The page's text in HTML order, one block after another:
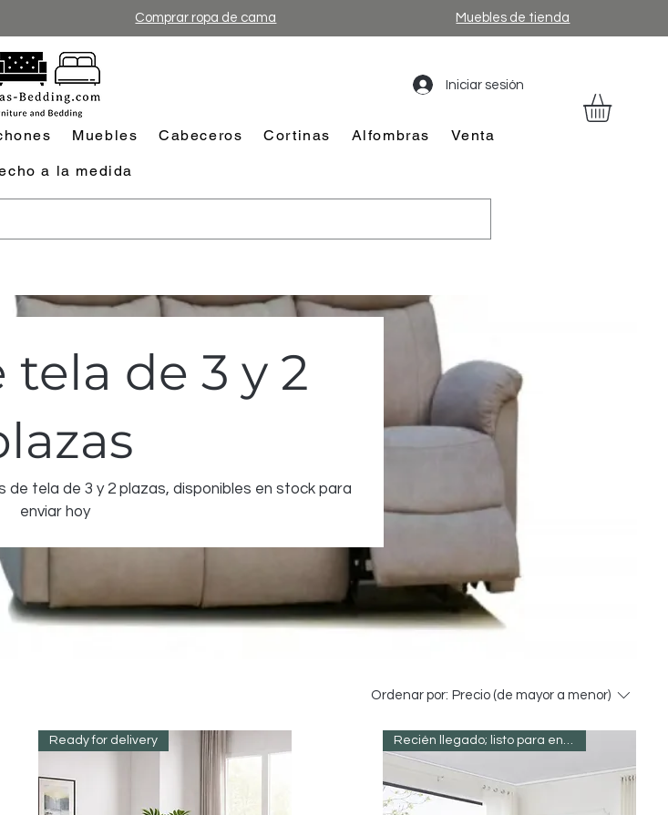
Comprar ropa de cama Muebles de tienda
Iniciar sesión
Muebles Cabeceros Cortinas Alfombras Venta
a la medida
tela de 3 y 2
de tela de 3 y 2 plazas, disponibles en stock para
enviar hoy
Ordenar por: Precio (de mayor a menor)
Ready for delivery Recién llegado; listo para entregar